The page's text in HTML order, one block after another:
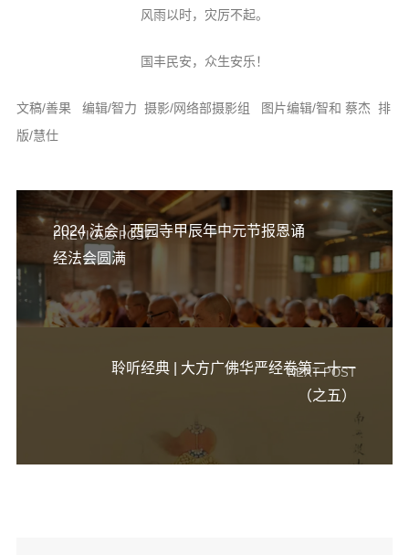
风雨以时，灾厉不起。
国丰民安，众生安乐！
文稿/善果 编辑/智力 摄影/网络部摄影组 图片编辑/智和 蔡杰 排
版/慧仕
PREVIOUS POST
2024 法会 | 西园寺甲辰年中元节报恩诵
经法会圆满
NEXT POST
聆听经典 | 大方广佛华严经卷第二十一
（之五）